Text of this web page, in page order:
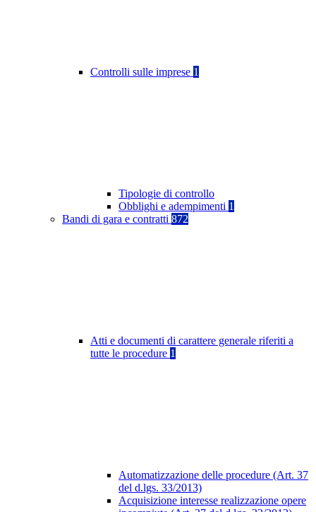
Controlli sulle imprese 1
Tipologie di controllo
Obblighi e adempimenti 1
Bandi di gara e contratti 872
Atti e documenti di carattere generale riferiti a
tutte le procedure 1
Automatizzazione delle procedure (Art. 37
del d.lgs. 33/2013)
Acquisizione interesse realizzazione opere